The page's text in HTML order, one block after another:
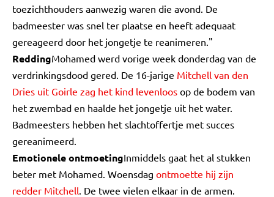
toezichthouders aanwezig waren die avond. De
badmeester was snel ter plaatse en heeft adequaat
gereageerd door het jongetje te reanimeren."
ReddingMohamed werd vorige week donderdag van de
verdrinkingsdood gered. De 16-jarige Mitchell van den
Dries uit Goirle zag het kind levenloos op de bodem van
het zwembad en haalde het jongetje uit het water.
Badmeesters hebben het slachtoffertje met succes
gereanimeerd.
Emotionele ontmoetingInmiddels gaat het al stukken
beter met Mohamed. Woensdag ontmoette hij zijn
redder Mitchell. De twee vielen elkaar in de armen.